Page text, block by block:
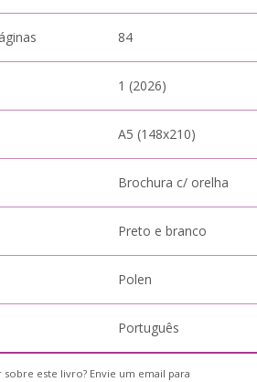
84
1 (2026)
A5 (148x210)
Brochura c/ orelha
Preto e branco
Polen
Português
este livro? Envie um email para